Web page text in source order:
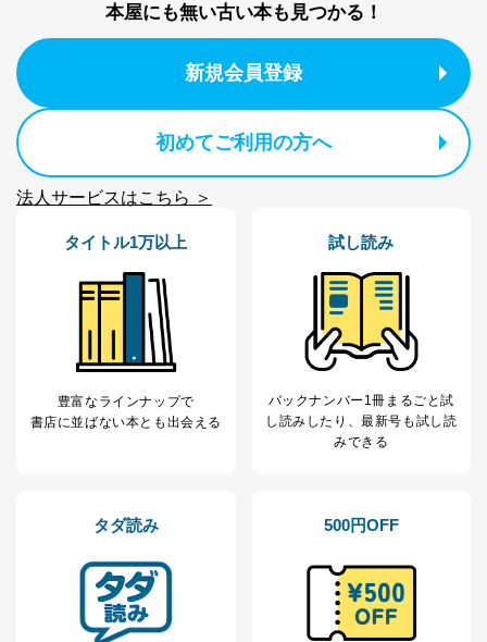
本屋にも無い古い本も見つかる！
新規会員登録
初めてご利用の方へ
法人サービスはこちら ＞
タイトル1万以上
豊富なラインナップで
書店に並ばない本とも出会える
試し読み
バックナンバー1冊まるごと試
し読み したり、最新号も試し読
みできる
タダ読み 500円OFF